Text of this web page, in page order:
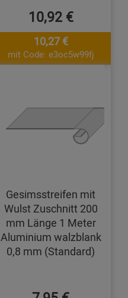
10,92 €
10,27 €
mit Code: e3oc5w99fj
Gesimsstreifen mit
Wulst Zuschnitt 200
mm Länge 1 Meter
Aluminium walzblank
0,8 mm (Standard)